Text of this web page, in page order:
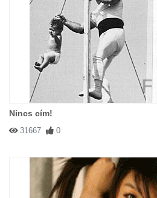
Nincs cím!
31667 0